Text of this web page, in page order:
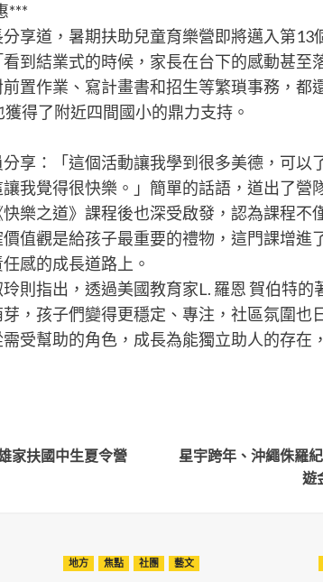
***
享道，暑期扶助兒童育樂營即將邁入第13
到結業式的時候，家長在台下的感動甚至
置作業、寫計畫書和招生等繁瑣事務，都
得了附近四間國小的鼎力支持。
享：「這個活動讓我學到很多美德，可以
我覺得很快樂。」簡單的話語，道出了營
樂之道》課程後也深受啟發，認為課程不
值觀是給孩子最重要的禮物，這門課增進
感的成長道路上。
則指出，透過美國教育家L. 羅恩 賀伯特
，孩子們變得更穩定、專注，社區氛圍也
受幫助的角色，成長為能獨立助人的存在
家扶國中生夏令營
星宇跨年、沖繩侏羅
遊
地方 焦點 社團 藝文